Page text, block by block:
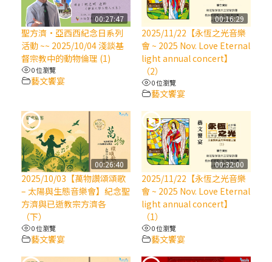
樂會】紀念聖方濟與已逝教宗方濟各（上）
(9完結)黃敏正主教帶你做【將臨期避靜】—
匝凱的「新生命」：利他與內化
(8)黃敏正主教帶你做【將臨期避靜】—耶穌
降生成人與人同在＝「厄瑪努爾」
(7)黃敏正主教帶你做【將臨期避靜】—耶穌
降生人間，需要人的「接納」
(6)黃敏正主教帶你做【將臨期避靜】—「馬
槽」═「謙卑」
(5)黃敏正主教帶你做【將臨期避靜】—「福
傳」：講耶穌的故事
00:27:47
聖方濟·亞西西紀念日系列
活動 ~~ 2025/10/04 淺談基
督宗教中的動物倫理 (1)
0 位瀏覽
藝文饗宴
00:16:29
2025/11/22【永恆之光音樂
會 ~ 2025 Nov. Love Eternal
light annual concert】
（2）
0 位瀏覽
藝文饗宴
00:26:40
2025/10/03【萬物讚頌頌歌
– 太陽與生態音樂會】紀念聖
方濟與已逝教宗方濟各
（下）
0 位瀏覽
藝文饗宴
00:32:00
2025/11/22【永恆之光音樂
會 ~ 2025 Nov. Love Eternal
light annual concert】
（1）
0 位瀏覽
藝文饗宴